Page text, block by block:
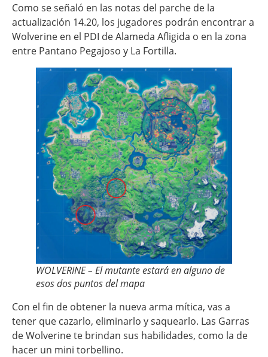
Como se señaló en las notas del parche de la
actualización 14.20, los jugadores podrán encontrar a
Wolverine en el PDI de Alameda Afligida o en la zona
entre Pantano Pegajoso y La Fortilla.
WOLVERINE – El mutante estará en alguno de
esos dos puntos del mapa
Con el fin de obtener la nueva arma mítica, vas a
tener que cazarlo, eliminarlo y saquearlo. Las Garras
de Wolverine te brindan sus habilidades, como la de
hacer un mini torbellino.